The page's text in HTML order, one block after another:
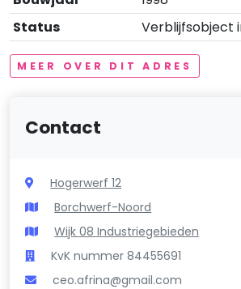
Status
Verblijfsobject
MEER OVER DIT ADRES
Contact
Hogerwerf 12
Borchwerf-Noord
Wijk 08 Industriegebieden
KvK nummer 84455691
ceo.afrina@gmail.com